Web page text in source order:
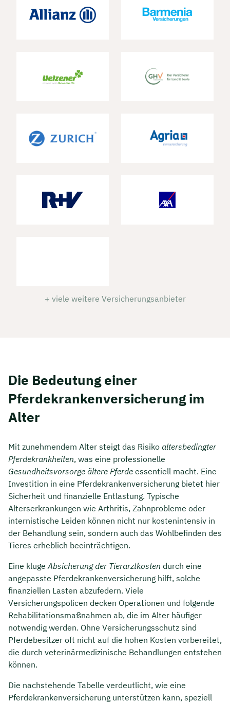
+ viele weitere Versicherungsanbieter
Die Bedeutung einer
Pferdekrankenversicherung im
Alter
Mit zunehmendem Alter steigt das Risiko altersbedingter
Pferdekrankheiten, was eine professionelle
Gesundheitsvorsorge ältere Pferde essentiell macht. Eine
Investition in eine Pferdekrankenversicherung bietet hier
Sicherheit und finanzielle Entlastung. Typische
Alterserkrankungen wie Arthritis, Zahnprobleme oder
internistische Leiden können nicht nur kostenintensiv in
der Behandlung sein, sondern auch das Wohlbefinden des
Tieres erheblich beeinträchtigen.
Eine kluge Absicherung der Tierarztkosten durch eine
angepasste Pferdekrankenversicherung hilft, solche
finanziellen Lasten abzufedern. Viele
Versicherungspolicen decken Operationen und folgende
Rehabilitationsmaßnahmen ab, die im Alter häufiger
notwendig werden. Ohne Versicherungsschutz sind
Pferdebesitzer oft nicht auf die hohen Kosten vorbereitet,
die durch veterinärmedizinische Behandlungen entstehen
können.
Die nachstehende Tabelle verdeutlicht, wie eine
Pferdekrankenversicherung unterstützen kann, speziell